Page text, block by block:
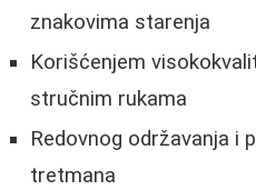
znakovima starenja
Korišćenjem
stručnim rukama
Redovnog održavanja i
tretmana